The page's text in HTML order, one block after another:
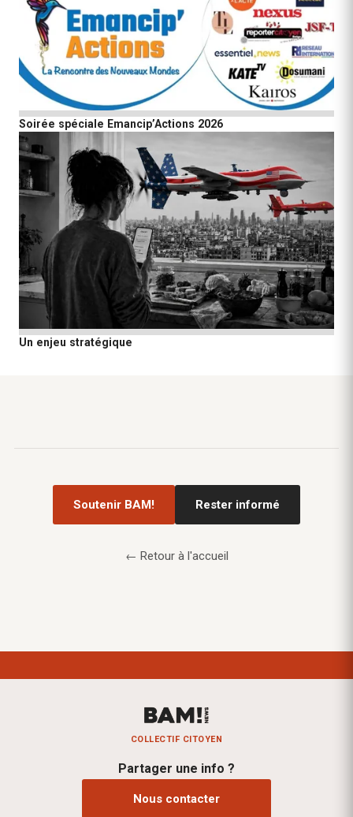
Soirée spéciale Emancip’Actions 2026
Un enjeu stratégique
Soutenir BAM! Rester informé
← Retour à l'accueil
COLLECTIF CITOYEN
Partager une info ?
Nous contacter